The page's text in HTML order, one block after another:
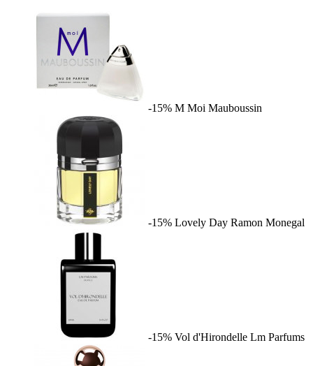
-15% M Moi Mauboussin
-15% Lovely Day Ramon Monegal
-15% Vol d'Hirondelle Lm Parfums